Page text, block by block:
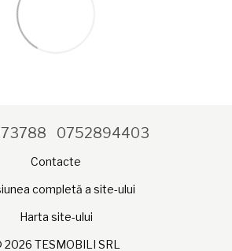
0752894403
Contacte
completă a site-ului
Harta site-ului
TESMOBILI SRL